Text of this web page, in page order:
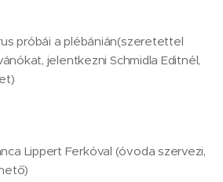
próbái a plébánián(szeretettel
jelentkezni Schmidla Editnél,
Lippert Ferkóval (óvoda szervezi,